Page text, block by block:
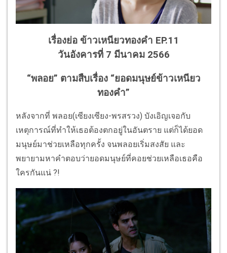
เรื่องย่อ ข้าวเหนียวทองคำ EP.11
วันอังคารที่ 7 มีนาคม 2566
“พลอย” ตามสืบเรื่อง “ยอดมนุษย์ข้าวเหนียว
ทองคำ”
หลังจากที่ พลอย(เซียงเซียง-พรสรวง) บังเอิญเจอกับ
เหตุการณ์ที่ทำให้เธอต้องตกอยู่ในอันตราย แต่ก็ได้ยอด
มนุษย์มาช่วยเหลือทุกครั้ง จนพลอยเริ่มสงสัย และ
พยายามหาคำตอบว่ายอดมนุษย์ที่คอยช่วยเหลือเธอคือ
ใครกันแน่ ?!